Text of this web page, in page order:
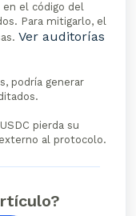
en el código del
Para mitigarlo, el
Ver auditorías
podría generar
pierda su
al protocolo.